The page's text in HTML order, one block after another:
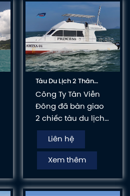
Tàu Du Lịch 2 Thân
Tvd-Cata1223
Công Ty Tân Viễn
Đông đã bàn giao
2 chiếc tàu du lịch
2 thân dài 12m23
kết hợp 04 động cơ
Mercury 90hp cho 1
nước ngoài đầu tư
du lịch biển đảo
Liên hệ
Xem thêm